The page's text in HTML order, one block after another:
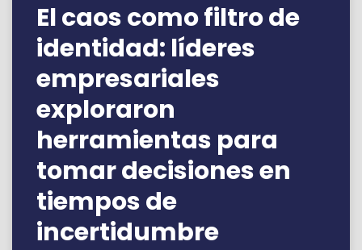
El caos como filtro de
identidad: líderes
empresariales
exploraron
herramientas para
tomar decisiones en
tiempos de
incertidumbre